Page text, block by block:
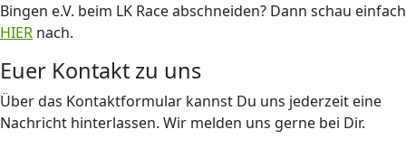
Bingen e.V. beim LK Race abschneiden? Dann schau einfach
HIER nach.
Euer Kontakt zu uns
Über das Kontaktformular kannst Du uns jederzeit eine
Nachricht hinterlassen. Wir melden uns gerne bei Dir.